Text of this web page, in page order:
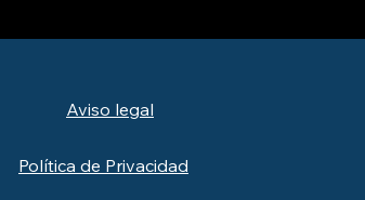
Aviso legal
Política de Privacidad